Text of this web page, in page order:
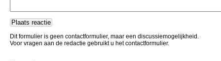
Dit formulier is geen contactformulier, maar een discussiemogelijkheid.
Voor vragen aan de redactie gebruikt u het contactformulier.